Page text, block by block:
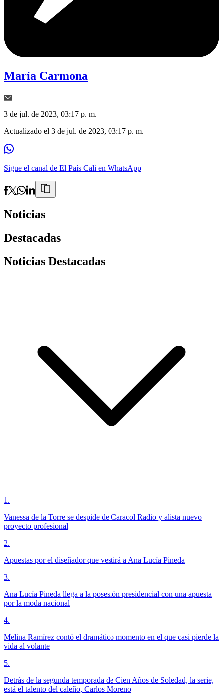
María Carmona
3 de jul. de 2023, 03:17 p. m.
Actualizado el 3 de jul. de 2023, 03:17 p. m.
Sigue el canal de El País Cali en WhatsApp
Noticias
Destacadas
Noticias Destacadas
1 .
Vanessa de la Torre se despide de Caracol Radio y alista nuevo
proyecto profesional
2.
Apuestas por el diseñador que vestirá a Ana Lucía Pineda
3.
Ana Lucía Pineda llega a la posesión presidencial con una apuesta
por la moda nacional
4.
Melina Ramírez contó el dramático momento en el que casi pierde la
vida al volante
5.
Detrás de la segunda temporada de Cien Años de Soledad, la serie,
está el talento del caleño, Carlos Moreno